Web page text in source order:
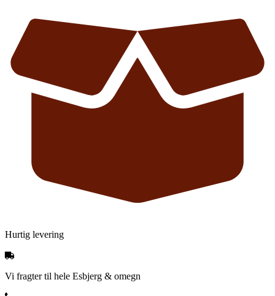
Hurtig levering
Vi fragter til hele Esbjerg & omegn